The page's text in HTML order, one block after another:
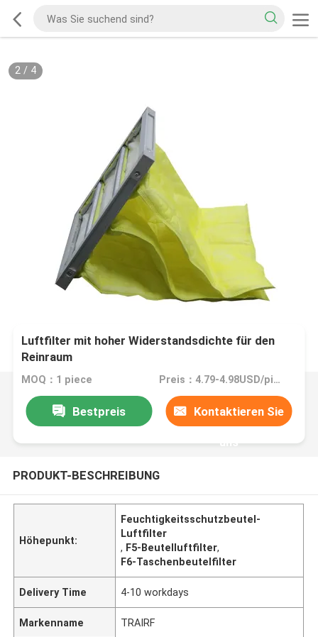
2/ 4
Luftfilter mit hoher Widerstandsdichte für den
Reinraum
MOQ：1 piece Preis：4.79-4.98USD/piece
Bestpreis Kontaktieren Sie
uns
PRODUKT-BESCHREIBUNG
Höhepunkt:
Feuchtigkeitsschutzbeutel-
Luftfilter
, F5-Beutelluftfilter,
F6-Taschenbeutelfilter
Delivery Time 4-10 workdays
Markenname TRAIRF